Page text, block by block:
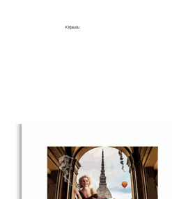
Kirjaudu